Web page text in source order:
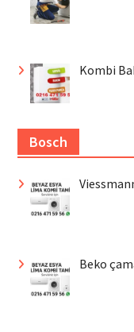
Kombi
Bosch
Beko